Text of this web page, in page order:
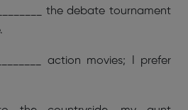
the debate tournament
action movies; I prefer